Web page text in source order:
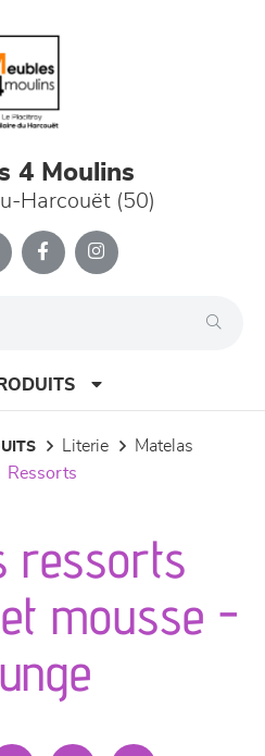
4 Moulins
Harcouët (50)
literie
matelas
ressorts
ressorts
mousse -